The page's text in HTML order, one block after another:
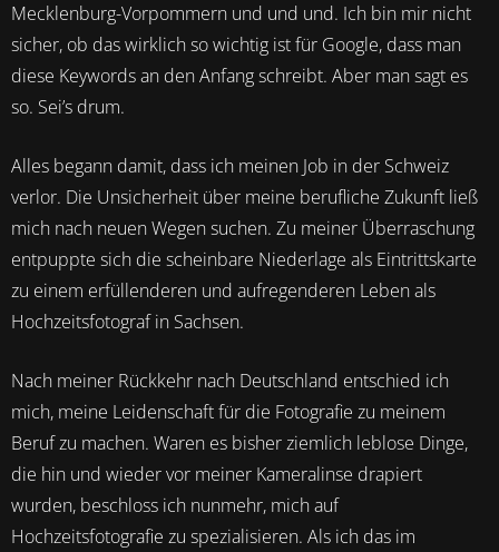
Mecklenburg-Vorpommern und und und. Ich bin mir nicht
sicher, ob das wirklich so wichtig ist für Google, dass man
diese Keywords an den Anfang schreibt. Aber man sagt es
so. Sei’s drum.
Alles begann damit, dass ich meinen Job in der Schweiz
verlor. Die Unsicherheit über meine berufliche Zukunft ließ
mich nach neuen Wegen suchen. Zu meiner Überraschung
entpuppte sich die scheinbare Niederlage als Eintrittskarte
zu einem erfüllenderen und aufregenderen Leben als
Hochzeitsfotograf in Sachsen.
Nach meiner Rückkehr nach Deutschland entschied ich
mich, meine Leidenschaft für die Fotografie zu meinem
Beruf zu machen. Waren es bisher ziemlich leblose Dinge,
die hin und wieder vor meiner Kameralinse drapiert
wurden, beschloss ich nunmehr, mich auf
Hochzeitsfotografie zu spezialisieren. Als ich das im